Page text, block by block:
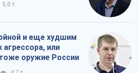
5,0 т.
и еще худшим
агрессора, или
оружие России